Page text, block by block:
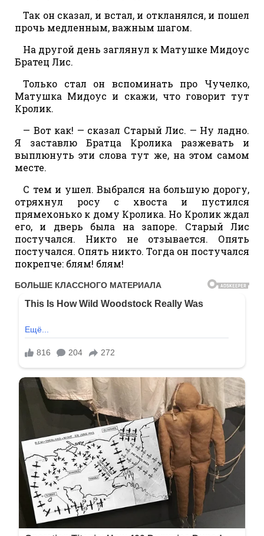
Так он сказал, и встал, и откланялся, и пошел
прочь медленным, важным шагом.
На другой день заглянул к Матушке Мидоус
Братец Лис.
Только стал он вспоминать про Чучелко,
Матушка Мидоус и скажи, что говорит тут
Кролик.
— Вот как! — сказал Старый Лис. — Ну ладно.
Я заставлю Братца Кролика разжевать и
выплюнуть эти слова тут же, на этом самом
месте.
С тем и ушел. Выбрался на большую дорогу,
отряхнул росу с хвоста и пустился
прямехонько к дому Кролика. Но Кролик ждал
его, и дверь была на запоре. Старый Лис
постучался. Никто не отзывается. Опять
постучался. Опять никто. Тогда он постучался
покрепче: блям! блям!